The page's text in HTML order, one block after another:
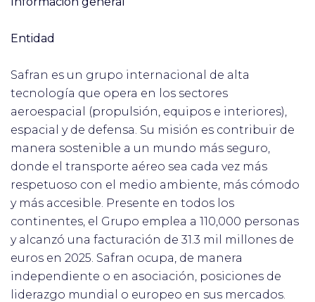
Entidad
Safran es un grupo internacional de alta
tecnología que opera en los sectores
aeroespacial (propulsión, equipos e interiores),
espacial y de defensa. Su misión es contribuir de
manera sostenible a un mundo más seguro,
donde el transporte aéreo sea cada vez más
respetuoso con el medio ambiente, más cómodo
y más accesible. Presente en todos los
continentes, el Grupo emplea a 110,000 personas
y alcanzó una facturación de 31.3 mil millones de
euros en 2025. Safran ocupa, de manera
independiente o en asociación, posiciones de
liderazgo mundial o europeo en sus mercados.